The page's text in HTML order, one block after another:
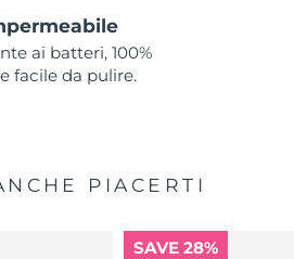
ai batteri, 100%
facile da pulire.
PIACERTI
SAVE 28%